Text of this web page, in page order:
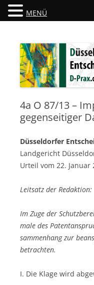
4a O 87/13 –
gegenseitiger
Düsseldorfer
Landgericht
Urteil vom 22. Januar
Leitsatz der Redaktion:
Im Zuge der
male des
sammenhang zur
betrachten.
I. Die Klage wird
MENÜ